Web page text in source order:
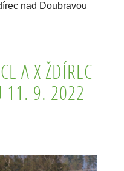
nad Doubravou
A X ŽDÍREC
11. 9. 2022 -